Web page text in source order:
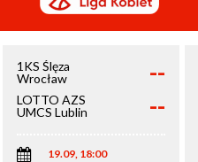
1KS Ślęza
Wrocław
--
LOTTO AZS
UMCS Lublin
--
19.09, 18:00